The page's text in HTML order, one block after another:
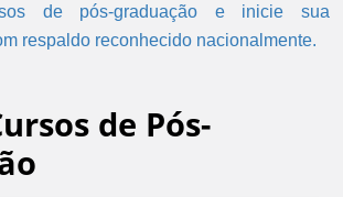
de pós-graduação e inicie sua
respaldo reconhecido nacionalmente.
de Pós-